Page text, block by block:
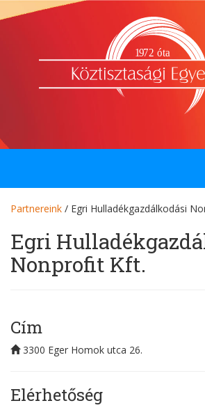
1972 óta
Partnereink / Egri Hulladékgazdálkodási
Egri
Nonprofit Kft.
Cím
3300 Eger Homok utca 26.
Elérhetőség